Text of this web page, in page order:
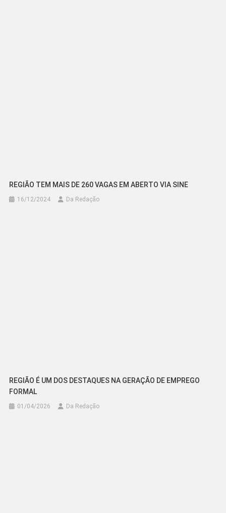
REGIÃO TEM MAIS DE 260 VAGAS EM ABERTO VIA SINE
16/12/2024 Da Redação
REGIÃO É UM DOS DESTAQUES NA GERAÇÃO DE EMPREGO
FORMAL
01/04/2026 Da Redação